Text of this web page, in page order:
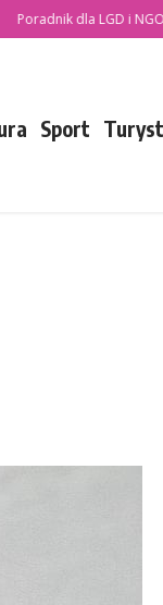
dla LGD i NGO
Sport